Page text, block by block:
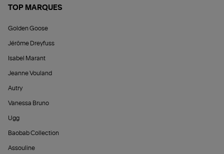
TOP MARQUES
Golden Goose
Jérôme Dreyfuss
Isabel Marant
Jeanne Vouland
Autry
Vanessa Bruno
Ugg
Baobab Collection
Assouline